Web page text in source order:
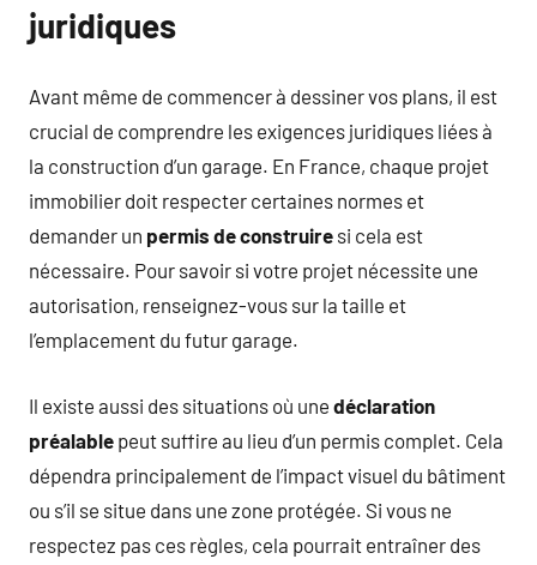
juridiques
Avant même de commencer à dessiner vos plans, il est
crucial de comprendre les exigences juridiques liées à
la construction d’un garage. En France, chaque projet
immobilier doit respecter certaines normes et
demander un permis de construire si cela est
nécessaire. Pour savoir si votre projet nécessite une
autorisation, renseignez-vous sur la taille et
l’emplacement du futur garage.
Il existe aussi des situations où une déclaration
préalable peut suffire au lieu d’un permis complet. Cela
dépendra principalement de l’impact visuel du bâtiment
ou s’il se situe dans une zone protégée. Si vous ne
respectez pas ces règles, cela pourrait entraîner des